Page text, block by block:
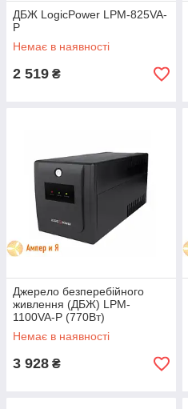
ДБЖ LogicPower LPM-825VA-
P
Немає в наявності
2 519 ₴
Джерело безперебійного
живлення (ДБЖ) LPM-
1100VA-P (770Вт)
Немає в наявності
3 928 ₴